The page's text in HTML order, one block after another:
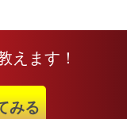
えます！
みる